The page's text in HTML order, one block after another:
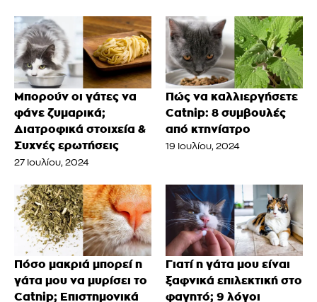
Μπορούν οι γάτες να
φάνε ζυμαρικά;
Διατροφικά στοιχεία &
Συχνές ερωτήσεις
27 Ιουλίου, 2024
Πώς να καλλιεργήσετε
Catnip: 8 συμβουλές
από κτηνίατρο
19 Ιουλίου, 2024
Πόσο μακριά μπορεί η
γάτα μου να μυρίσει το
Catnip; Επιστημονικά
Γιατί η γάτα μου είναι
ξαφνικά επιλεκτική στο
φαγητό; 9 λόγοι